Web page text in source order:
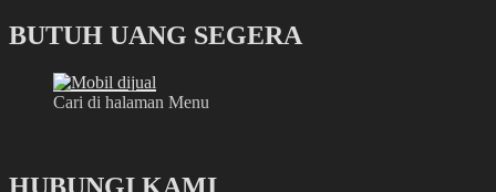
BUTUH UANG SEGERA
Cari di halaman Menu